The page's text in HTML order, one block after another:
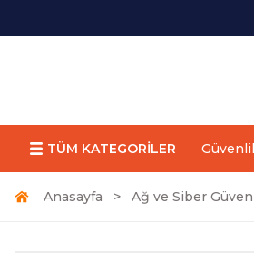
TÜM KATEGORİLER
Anasayfa Ağ ve Siber